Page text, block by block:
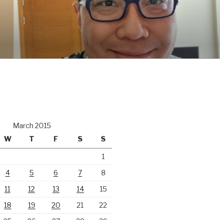
March 2015
W T F S S
1
4 5 6 7
8
11 12 13 14
15
18 19 20 21
22